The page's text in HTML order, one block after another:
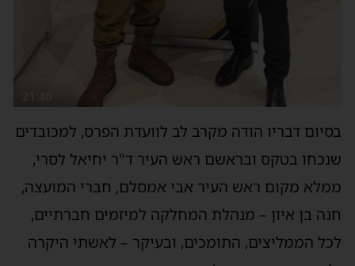
בסיום דבריו הודה מקרב לב לוועדת הפרס, למכובדים
שנכחו בטקס ובראשם ראש העיר ד"ר יחיאל לסרי,
ממלא מקום ראש העיר אבי אמסלם, חברי המועצה,
חנה בן איון – מנהלת המחלקה למיזמים חברתיים,
לכל הממליצים, התומכים, ובעיקר – לאשתי היקרה